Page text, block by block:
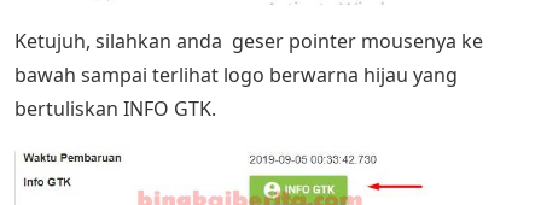
Ketujuh, silahkan anda geser pointer mousenya ke
bawah sampai terlihat logo berwarna hijau yang
bertuliskan INFO GTK.